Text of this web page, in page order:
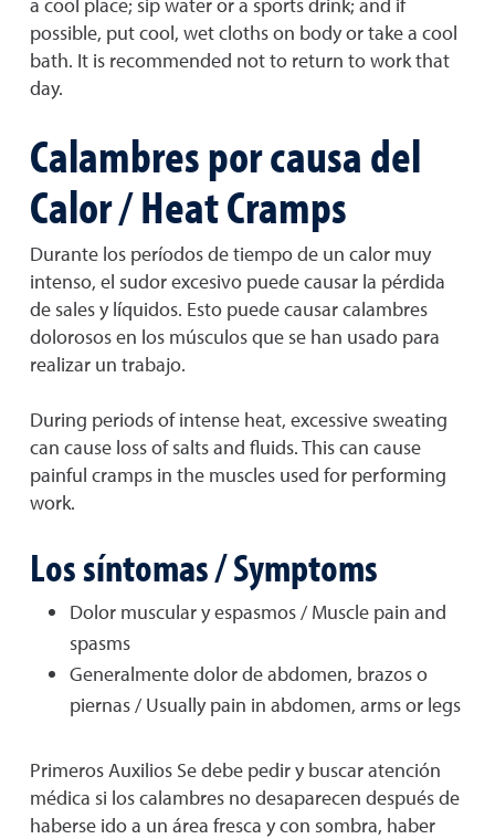
possible, put cool, wet cloths on body or take a cool
bath. It is recommended not to return to work that
day.
Calambres por causa del
Calor / Heat Cramps
Durante los períodos de tiempo de un calor muy
intenso, el sudor excesivo puede causar la pérdida
de sales y líquidos. Esto puede causar calambres
dolorosos en los músculos que se han usado para
realizar un trabajo.
During periods of intense heat, excessive sweating
can cause loss of salts and fluids. This can cause
painful cramps in the muscles used for performing
work.
Los síntomas / Symptoms
Dolor muscular y espasmos / Muscle pain and
spasms
Generalmente dolor de abdomen, brazos o
piernas / Usually pain in abdomen, arms or legs
Primeros Auxilios Se debe pedir y buscar atención
médica si los calambres no desaparecen después de
haberse ido a un área fresca y con sombra, haber